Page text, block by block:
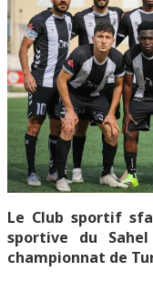
Le Club sportif
sportive du
championnat de